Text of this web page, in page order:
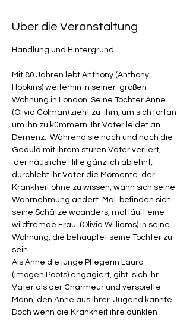
Über die Veranstaltung
Mit 80 Jahren lebt Anthony (Anthony
Hopkins) weiterhin in seiner  großen
Wohnung in London. Seine Tochter Anne
(Olivia Colman) zieht zu  ihm, um sich fortan
um ihn zu kümmern. Ihr Vater leidet an
Demenz.  Während sie nach und nach die
Geduld mit ihrem sturen Vater verliert,
der häusliche Hilfe gänzlich ablehnt,
durchlebt ihr Vater die Momente  der
Krankheit ohne zu wissen, wann sich seine
Wahrnehmung ändert. Mal  befinden sich
seine Schätze woanders, mal läuft eine
wildfremde Frau  (Olivia Williams) in seine
Wohnung, die behauptet seine Tochter zu
sein.
Als Anne die junge Pflegerin Laura
(Imogen Poots) engagiert, gibt  sich ihr
Vater als der Charmeur und verspielte
Mann, den Anne aus ihrer  Jugend kannte.
Doch wenn die Krankheit ihre dunklen